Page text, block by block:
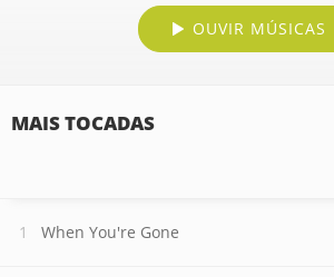
OUVIR MÚSICAS
MAIS TOCADAS
When You're Gone